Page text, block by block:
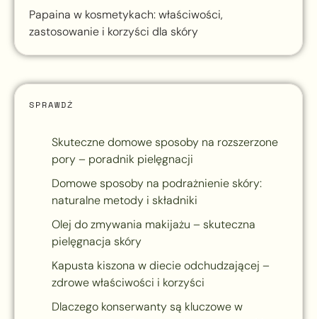
Papaina w kosmetykach: właściwości,
zastosowanie i korzyści dla skóry
SPRAWDŹ
Skuteczne domowe sposoby na rozszerzone
pory – poradnik pielęgnacji
Domowe sposoby na podrażnienie skóry:
naturalne metody i składniki
Olej do zmywania makijażu – skuteczna
pielęgnacja skóry
Kapusta kiszona w diecie odchudzającej –
zdrowe właściwości i korzyści
Dlaczego konserwanty są kluczowe w